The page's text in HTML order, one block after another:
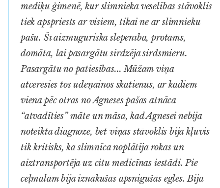
mediķu ģimenē, kur slimnieka veselības stāvoklis
tiek apspriests ar visiem, tikai ne ar slimnieku
pašu. Šī aizmuguriskā slepenība, protams,
domāta, lai pasargātu sirdzēja sirdsmieru.
Pasargātu no patiesības... Mūžam viņa
atcerēsies tos ūdeņainos skatienus, ar kādiem
viena pēc otras no Agneses pašas atnāca
“atvadīties” māte un māsa, kad Agnesei nebija
noteikta diagnoze, bet viņas stāvoklis bija kļuvis
tik kritisks, ka slimnīca noplātīja rokas un
aiztransportēja uz citu medicīnas iestādi. Pie
ceļmalām bija iznākušas apsnigušās egles. Bija